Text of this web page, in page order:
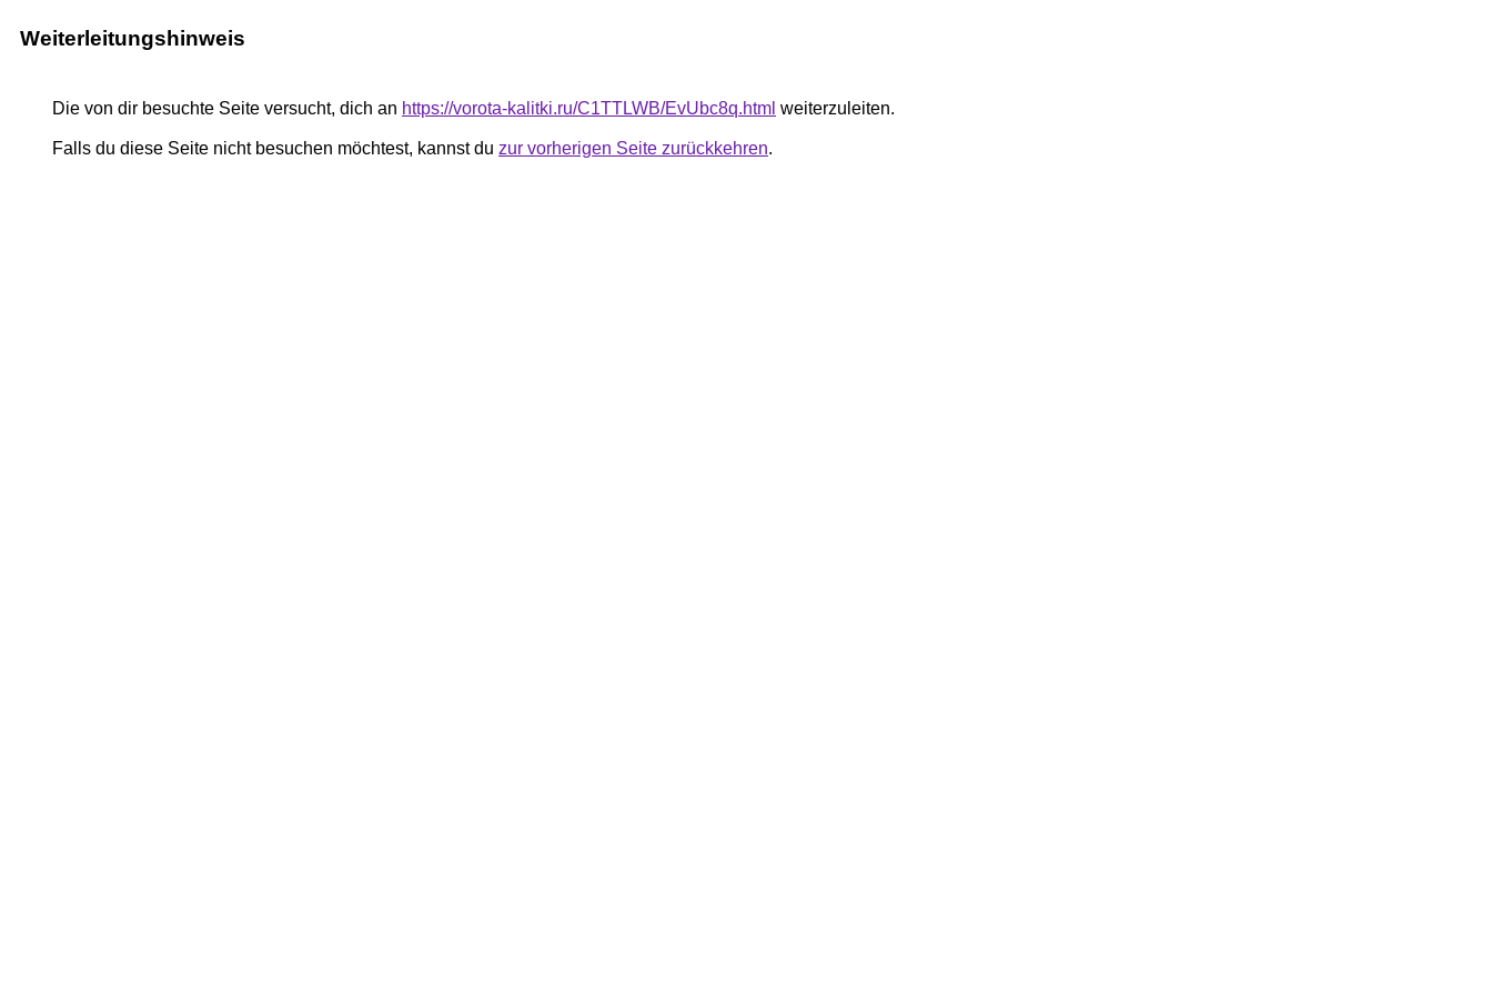
Weiterleitungshinweis
Die von dir besuchte Seite versucht, dich an https://vorota-kalitki.ru/C1TTLWB/EvUbc8q.html weiterzuleiten.
Falls du diese Seite nicht besuchen möchtest, kannst du zur vorherigen Seite zurückkehren.